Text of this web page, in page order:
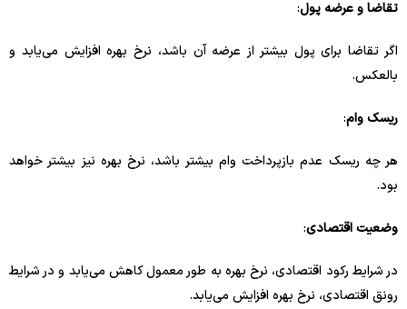
تقاضا و عرضه پول:
اگر تقاضا برای پول بیشتر از عرضه آن باشد، نرخ بهره افزایش می‌یابد و
بالعکس.
ریسک وام:
هر چه ریسک عدم بازپرداخت وام بیشتر باشد، نرخ بهره نیز بیشتر خواهد
بود.
وضعیت اقتصادی:
در شرایط رکود اقتصادی، نرخ بهره به طور معمول کاهش می‌یابد و در شرایط
رونق اقتصادی، نرخ بهره افزایش می‌یابد.